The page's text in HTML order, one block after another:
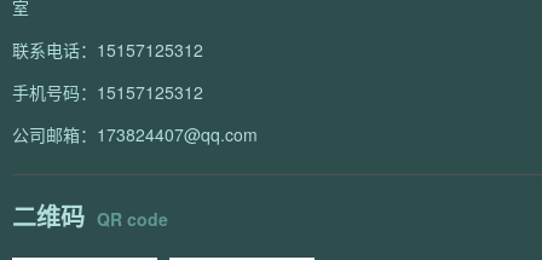
室
联系电话：15157125312
手机号码：15157125312
公司邮箱：173824407@qq.com
二维码 QR code